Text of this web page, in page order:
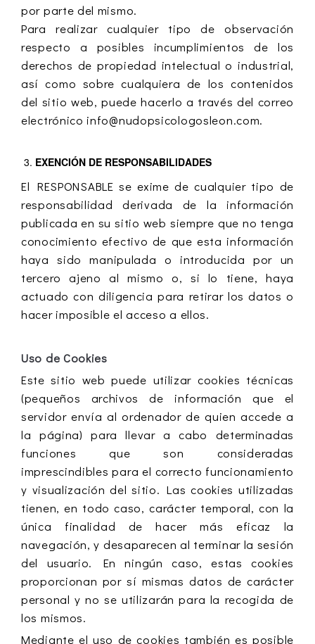
por parte del mismo.
Para realizar cualquier tipo de observación
respecto a posibles incumplimientos de los
derechos de propiedad intelectual o industrial,
así como sobre cualquiera de los contenidos
del sitio web, puede hacerlo a través del correo
electrónico info@nudopsicologosleon.com.
EXENCIÓN DE RESPONSABILIDADES
El RESPONSABLE se exime de cualquier tipo de
responsabilidad derivada de la información
publicada en su sitio web siempre que no tenga
conocimiento efectivo de que esta información
haya sido manipulada o introducida por un
tercero ajeno al mismo o, si lo tiene, haya
actuado con diligencia para retirar los datos o
hacer imposible el acceso a ellos.
Uso de Cookies
Este sitio web puede utilizar cookies técnicas
(pequeños archivos de información que el
servidor envía al ordenador de quien accede a
la página) para llevar a cabo determinadas
funciones que son consideradas
imprescindibles para el correcto funcionamiento
y visualización del sitio. Las cookies utilizadas
tienen, en todo caso, carácter temporal, con la
única finalidad de hacer más eficaz la
navegación, y desaparecen al terminar la sesión
del usuario. En ningún caso, estas cookies
proporcionan por sí mismas datos de carácter
personal y no se utilizarán para la recogida de
los mismos.
Mediante el uso de cookies también es posible